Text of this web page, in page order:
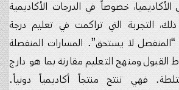
الأكاديميا، خصوصاً في الدرجات الأكاديمية
التجربة التي تراكمت في تعليم درجة
“المنفصل لا يستحق”. المسارات المنفصلة
ومنهج التعليم مقارنة بما هو دارج
فهي تنتج منتجاً أكاديمياً دونياً.